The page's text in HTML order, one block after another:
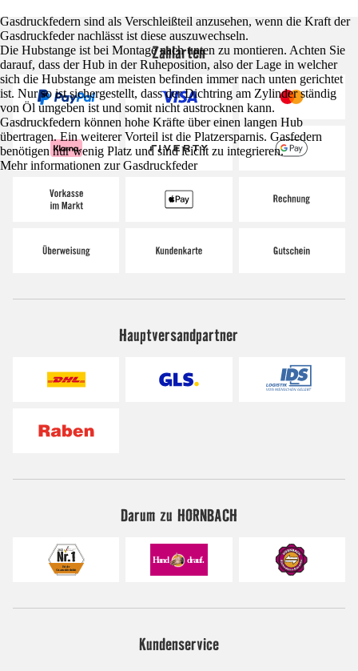
Gasdruckfedern sind als Verschleißteil anzusehen, wenn die Kraft der
Gasdruckfeder nachlässt ist diese auszuwechseln.
Die Hubstange ist bei Montage nach unten zu montieren. Achten Sie
darauf, dass der Hub in der Ruheposition, also der Lage in welcher
sich die Hubstange am meisten befinden immer nach unten gerichtet
ist. Nur so ist sichergestellt, dass der Dichtring am Zylinder ständig
von Öl umgeben ist und somit nicht austrocknen kann.
Gasdruckfedern können hohe Kräfte über einen langen Hub
übertragen. Ein weiterer Vorteil ist die Platzersparnis. Gasfedern
benötigen nur wenig Platz und sind leicht zu integrieren.
Mehr informationen zur Gasdruckfeder
Zahlarten
Hauptversandpartner
Darum zu HORNBACH
Kundenservice